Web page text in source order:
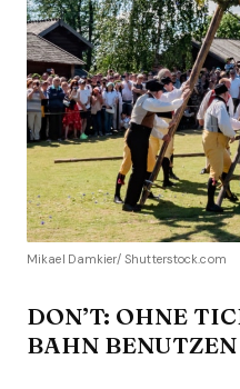
Mikael Damkier/ Shutterstock.com
DON’T: OHNE
BAHN BENUTZEN